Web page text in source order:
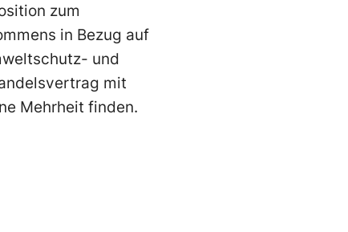
zum
in Bezug auf
und
mit
Mehrheit finden.